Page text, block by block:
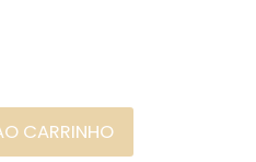
CARRINHO